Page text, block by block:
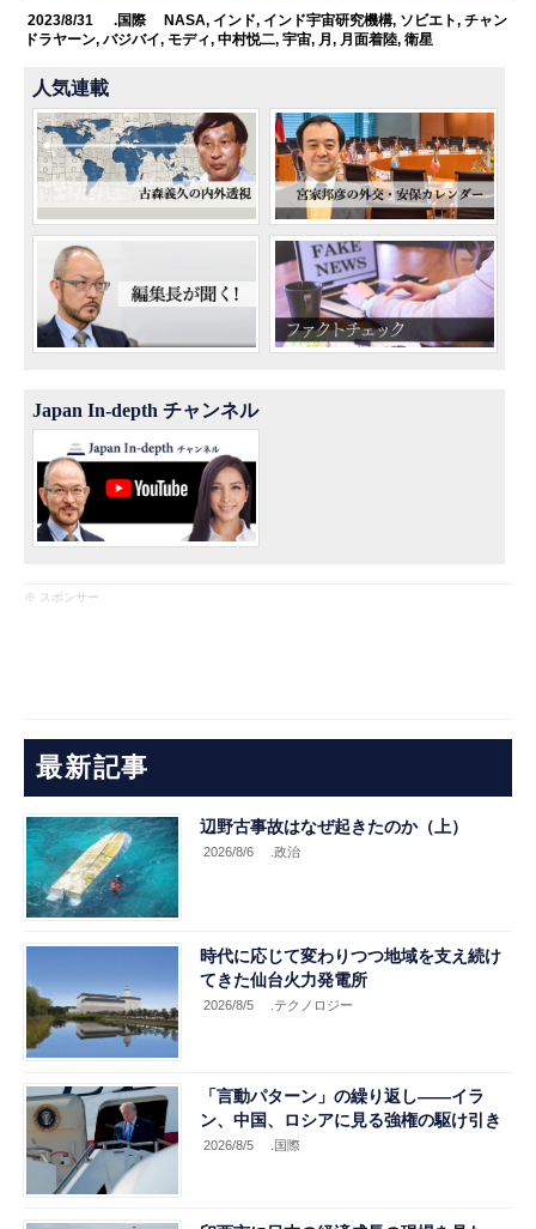
2023/8/31 .国際 NASA, インド, インド宇宙研究機構, ソビエト, チャン
ドラヤーン,バジバイ, モディ,中村悦二,宇宙, 月, 月面着陸,衛星
人気連載
Japan In-depth チャンネル
※ スポンサー
最新記事
辺野古事故はなぜ起きたのか（上）
2026/8/6 .政治
時代に応じて変わりつつ地域を支え続け
てきた仙台火力発電所
2026/8/5 .テクノロジー
「言動パターン」の繰り返し――イラ
ン、中国、ロシアに見る強権の駆け引き
2026/8/5 .国際